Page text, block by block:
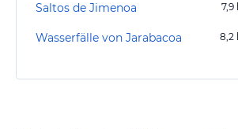
Saltos de Jimenoa 7,9
Wasserfälle von Jarabacoa 8,2